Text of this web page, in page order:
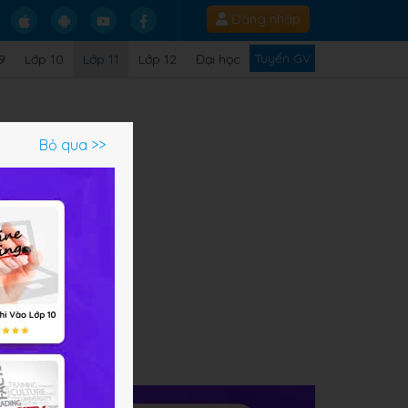
Đăng nhập
Lớp 10 Lớp 11 Lớp 12 Đại học Tuyển GV
Bỏ qua >>